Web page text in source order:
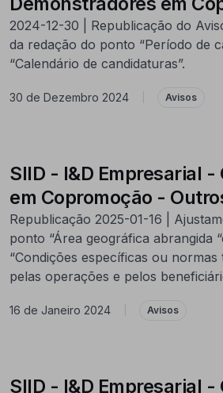
2024-12-30 | Republicação do
da redação do ponto “Período de
“Calendário de candidaturas”.
30 de Dezembro 2024 Avisos
SIID - I&D Empresarial -
em Copromoção -
Republicação 2025-01-16 |
ponto “Área geográfica abrangida
“Condições específicas ou
pelas operações e pelos
16 de Janeiro 2024 Avisos
SIID - I&D Empresarial -